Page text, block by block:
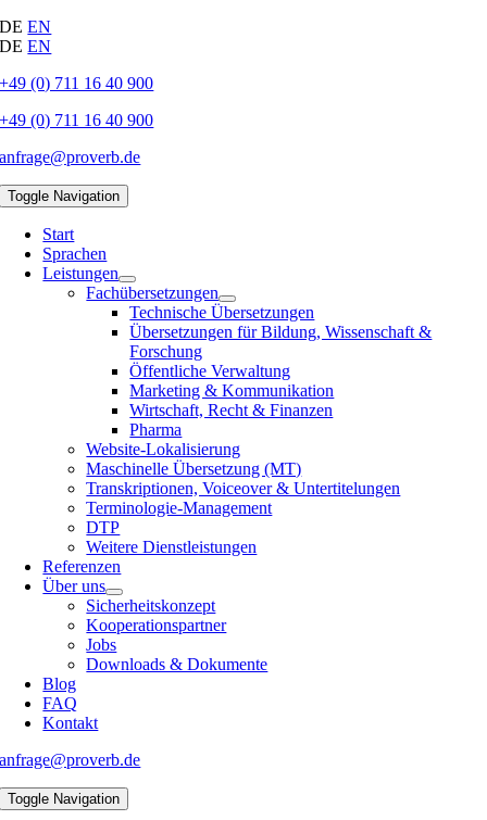
DE EN
DE EN
+49 (0) 711 16 40 900
+49 (0) 711 16 40 900
anfrage@proverb.de
Toggle Navigation
Start
Sprachen
Leistungen
Fachübersetzungen
Technische Übersetzungen
Übersetzungen für Bildung, Wissenschaft &
Forschung
Öffentliche Verwaltung
Marketing & Kommunikation
Wirtschaft, Recht & Finanzen
Pharma
Website-Lokalisierung
Maschinelle Übersetzung (MT)
Transkriptionen, Voiceover & Untertitelungen
Terminologie-Management
DTP
Weitere Dienstleistungen
Referenzen
Über uns
Sicherheitskonzept
Kooperationspartner
Jobs
Downloads & Dokumente
Blog
FAQ
Kontakt
anfrage@proverb.de
Toggle Navigation